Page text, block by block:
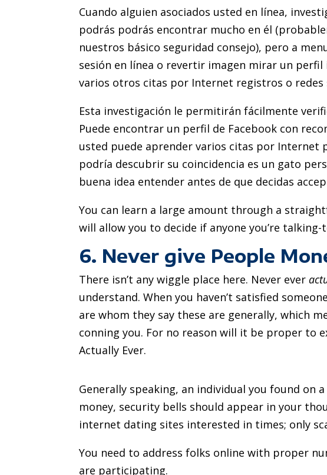
Cuando alguien asociados usted en línea,
podrás podrás encontrar mucho en él
nuestros básico seguridad consejo), pero a
sesión en línea o revertir imagen mirar un
varios otros citas por Internet registros o redes
Esta investigación le permitirán fácilmente
Puede encontrar un perfil de Facebook con
usted puede aprender varios citas por Internet
podría descubrir su coincidencia es un gato
buena idea entender antes de que decidas
You can learn a large amount through a
will allow you to decide if anyone you’re
6. Never give People
There isn’t any wiggle place here. Never ever
understand. When you haven’t satisfied
are whom they say these are generally, which
conning you. For no reason will it be proper to
Actually Ever.
Generally speaking, an individual you found
money, security bells should appear in your
internet dating sites interested in times; only
You need to address folks online with proper
are participating.